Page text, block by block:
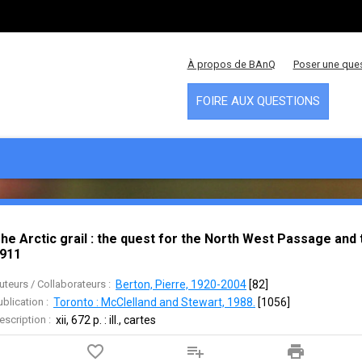
À propos de BAnQ Poser une
FOIRE AUX QUESTIONS
Arctic grail : the quest for the North West Passage and
/ Collaborateurs : Berton, Pierre, 1920-2004 [82]
: Toronto : McClelland and Stewart, 1988. [1056]
: xii, 672 p. : ill., cartes
favorite_border playlist_add print